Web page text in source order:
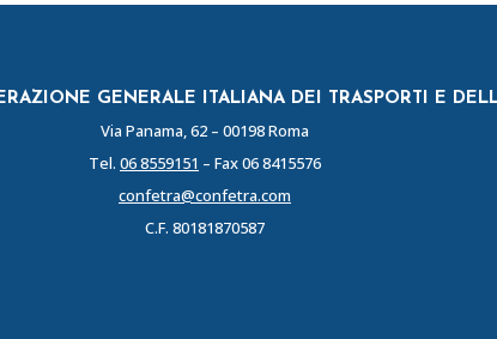
GENERALE ITALIANA DEI TRASPORTI E
Via Panama, 62 – 00198 Roma
Tel. 06 8559151 – Fax 06 8415576
confetra@confetra.com
C.F. 80181870587